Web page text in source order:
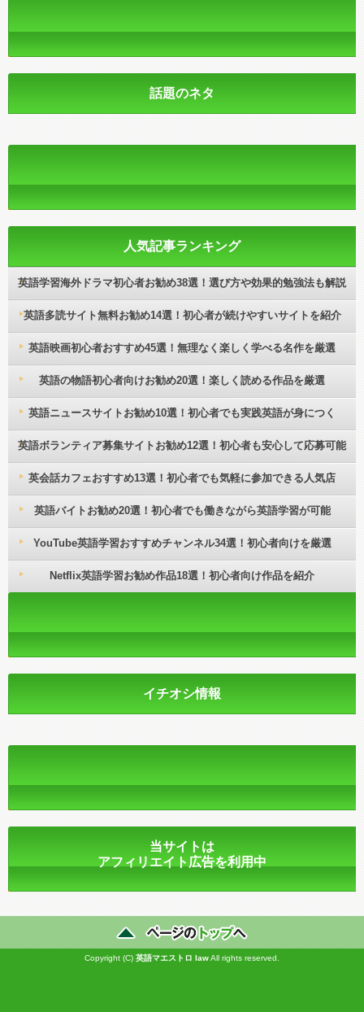
話題のネタ
人気記事ランキング
英語学習海外ドラマ初心者お勧め38選！選び方や効果的勉強法も解説
英語多読サイト無料お勧め14選！初心者が続けやすいサイトを紹介
英語映画初心者おすすめ45選！無理なく楽しく学べる名作を厳選
英語の物語初心者向けお勧め20選！楽しく読める作品を厳選
英語ニュースサイトお勧め10選！初心者でも実践英語が身につく
英語ボランティア募集サイトお勧め12選！初心者も安心して応募可能
英会話カフェおすすめ13選！初心者でも気軽に参加できる人気店
英語バイトお勧め20選！初心者でも働きながら英語学習が可能
YouTube英語学習おすすめチャンネル34選！初心者向けを厳選
Netflix英語学習お勧め作品18選！初心者向け作品を紹介
イチオシ情報
当サイトは
アフィリエイト広告を利用中
Copyright (C) 英語マエストロ lawAll rights reserved.